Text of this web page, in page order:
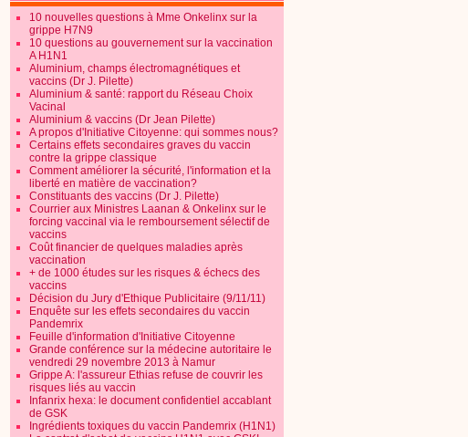
10 nouvelles questions à Mme Onkelinx sur la
grippe H7N9
10 questions au gouvernement sur la vaccination
A H1N1
Aluminium, champs électromagnétiques et
vaccins (Dr J. Pilette)
Aluminium & santé: rapport du Réseau Choix
Vacinal
Aluminium & vaccins (Dr Jean Pilette)
A propos d'Initiative Citoyenne: qui sommes nous?
Certains effets secondaires graves du vaccin
contre la grippe classique
Comment améliorer la sécurité, l'information et la
liberté en matière de vaccination?
Constituants des vaccins (Dr J. Pilette)
Courrier aux Ministres Laanan & Onkelinx sur le
forcing vaccinal via le remboursement sélectif de
vaccins
Coût financier de quelques maladies après
vaccination
+ de 1000 études sur les risques & échecs des
vaccins
Décision du Jury d'Ethique Publicitaire (9/11/11)
Enquête sur les effets secondaires du vaccin
Pandemrix
Feuille d'information d'Initiative Citoyenne
Grande conférence sur la médecine autoritaire le
vendredi 29 novembre 2013 à Namur
Grippe A: l'assureur Ethias refuse de couvrir les
risques liés au vaccin
Infanrix hexa: le document confidentiel accablant
de GSK
Ingrédients toxiques du vaccin Pandemrix (H1N1)